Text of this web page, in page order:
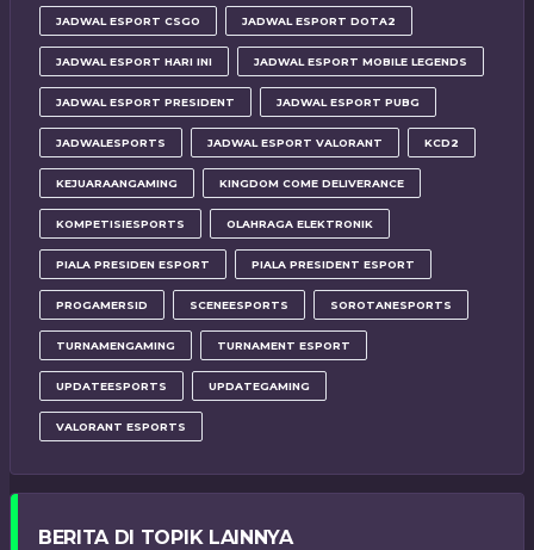
JADWAL ESPORT CSGO JADWAL ESPORT DOTA2
JADWAL ESPORT HARI INI JADWAL ESPORT MOBILE LEGENDS
JADWAL ESPORT PRESIDENT JADWAL ESPORT PUBG
JADWALESPORTS JADWAL ESPORT VALORANT KCD2
KEJUARAANGAMING KINGDOM COME DELIVERANCE
KOMPETISIESPORTS OLAHRAGA ELEKTRONIK
PIALA PRESIDEN ESPORT PIALA PRESIDENT ESPORT
PROGAMERSID SCENEESPORTS SOROTANESPORTS
TURNAMENGAMING TURNAMENT ESPORT
UPDATEESPORTS UPDATEGAMING
VALORANT ESPORTS
BERITA DI TOPIK LAINNYA